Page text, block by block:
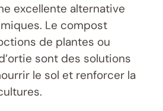
excellente alternative
Le compost
de plantes ou
sont des solutions
le sol et renforcer la